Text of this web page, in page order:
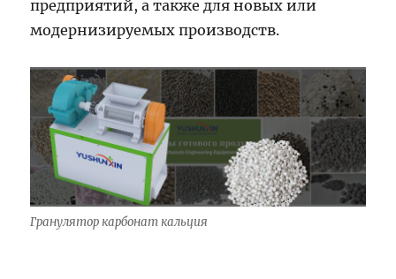
предприятий, а также для новых или
модернизируемых производств.
Гранулятор карбонат кальция